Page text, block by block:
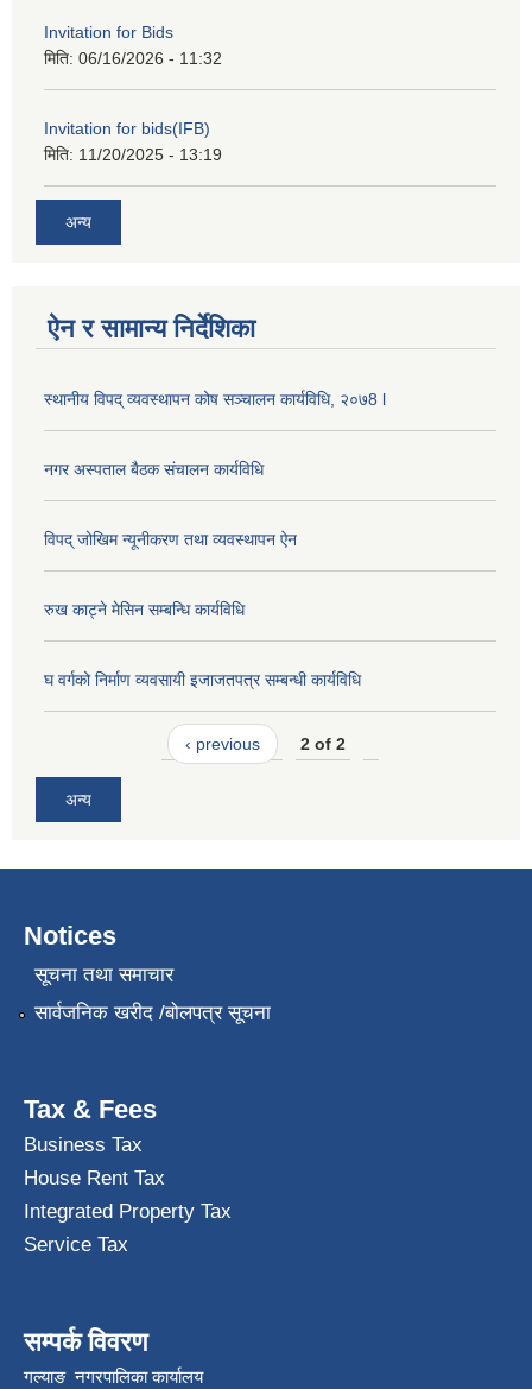
Invitation for Bids
मिति: 06/16/2026 - 11:32
Invitation for bids(IFB)
मिति: 11/20/2025 - 13:19
अन्य
ऐन र सामान्य निर्देशिका
स्थानीय विपद् व्यवस्थापन कोष सञ्चालन कार्यविधि, २०७8 l
नगर अस्पताल बैठक संचालन कार्यविधि
विपद् जोखिम न्यूनीकरण तथा व्यवस्थापन ऐन
रुख काट्ने मेसिन सम्बन्धि कार्यविधि
घ वर्गको निर्माण व्यवसायी इजाजतपत्र सम्बन्धी कार्यविधि
‹ previous 2 of 2
अन्य
Notices
सूचना तथा समाचार
सार्वजनिक खरीद /बोलपत्र सूचना
Tax & Fees
Business Tax
House Rent Tax
Integrated Property Tax
Service Tax
सम्पर्क विवरण
गल्याङ नगरपालिका कार्यालय